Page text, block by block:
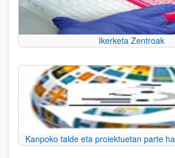
Ikerketa Zentroak
Kanpoko talde eta proiektuetan parte